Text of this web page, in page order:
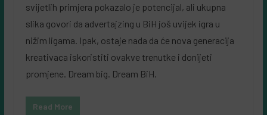
svijetlih primjera pokazalo je potencijal, ali ukupna
slika govori da advertajzing u BiH još uvijek igra u
nižim ligama. Ipak, ostaje nada da će nova generacija
kreativaca iskoristiti ovakve trenutke i donijeti
promjene. Dream big. Dream BiH.
Read More